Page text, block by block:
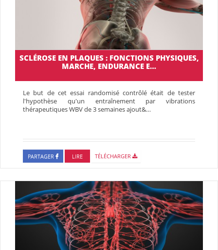
SCLÉROSE EN PLAQUES : FONCTIONS PHYSIQUES,
MARCHE, ENDURANCE E…
Le but de cet essai randomisé contrôlé était de tester
l'hypothèse qu'un entraînement par vibrations
thérapeutiques WBV de 3 semaines ajout&…
PARTAGER LIRE TÉLÉCHARGER